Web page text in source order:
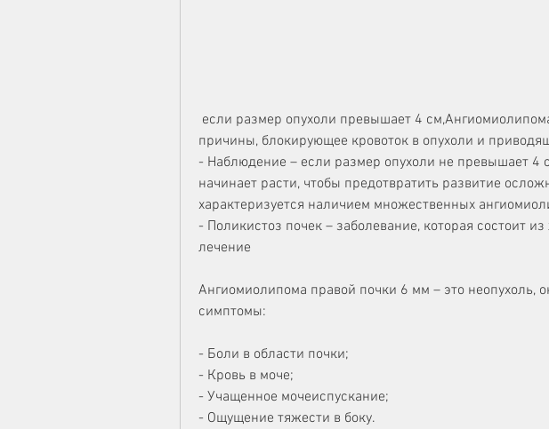
причины, блокирующее кровоток в опухоли и
- Наблюдение – если размер опухоли не превышает 4
начинает расти, чтобы предотвратить развитие
характеризуется наличием множественных
- Поликистоз почек – заболевание, которая состоит
лечение
Ангиомиолипома правой почки 6 мм – это неопухоль,
симптомы:
- Боли в области почки;
- Кровь в моче;
- Учащенное мочеиспускание;
- Ощущение тяжести в боку.